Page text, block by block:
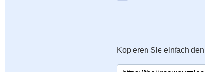
Kopieren Sie einfach